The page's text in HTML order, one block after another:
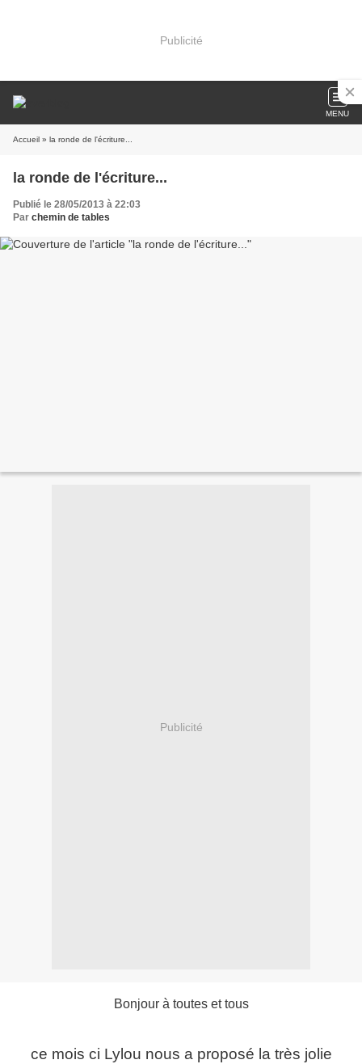
Publicité
MENU
Accueil » la ronde de l'écriture...
la ronde de l'écriture...
Publié le 28/05/2013 à 22:03
Par chemin de tables
Publicité
Bonjour à toutes et tous
ce mois ci Lylou nous a proposé la très jolie